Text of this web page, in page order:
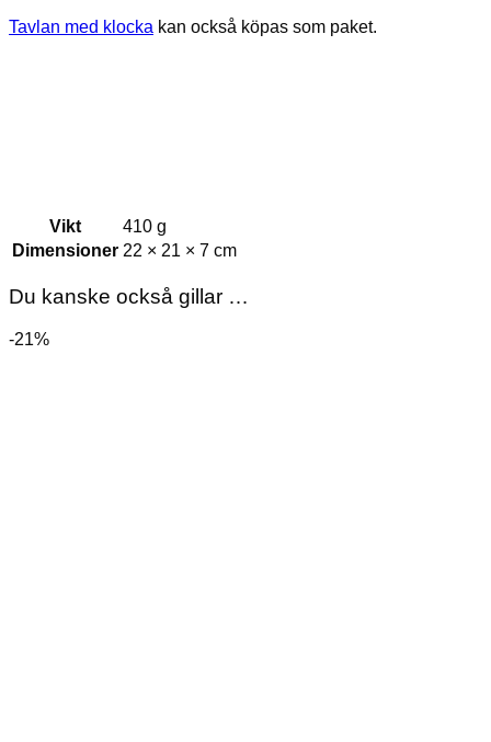
Tavlan med klocka kan också köpas som paket.
Vikt
410 g
Dimensioner 22 × 21 × 7 cm
Du kanske också gillar …
-21%